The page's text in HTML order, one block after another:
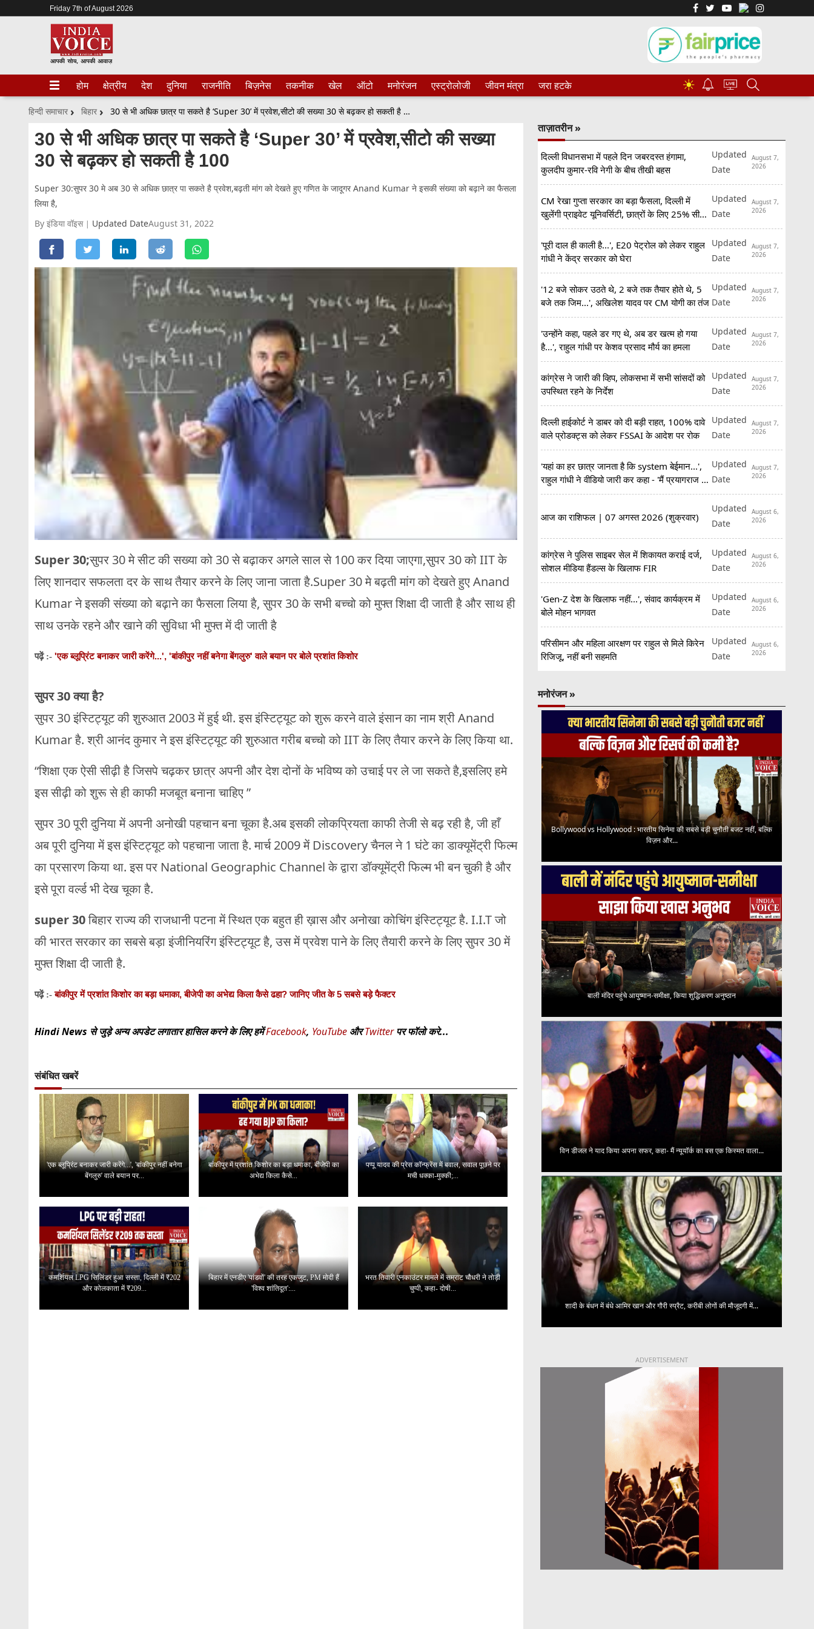
Friday 7th of August 2026
होम क्षेत्रीय देश दुनिया राजनीति बिज़नेस तकनीक खेल ऑटो मनोरंजन एस्ट्रोलोजी जीवन मंत्रा जरा हटके ☀
हिन्दी समाचार बिहार 30 से भी अधिक छात्र पा सकते है ‘Super 30’ में प्रवेश,सीटो की सख्या 30 से बढ़कर हो सकती है 100
30 से भी अधिक छात्र पा सकते है ‘Super 30’ में प्रवेश,सीटो की सख्या
30 से बढ़कर हो सकती है 100
Super 30:सुपर 30 मे अब 30 से अधिक छात्र पा सकते है प्रवेश,बढ़ती मांग को देखते हुए गणित के जादूगर Anand Kumar ने इसकी संख्या को बढ़ाने का फैसला
लिया है,
By इंडिया वॉइस
Updated DateAugust 31, 2022
Super 30;सुपर 30 मे सीट की सख्या को 30 से बढ़ाकर अगले साल से 100 कर दिया जाएगा,सुपर 30 को IIT के
लिए शानदार सफलता दर के साथ तैयार करने के लिए जाना जाता है.Super 30 मे बढ़ती मांग को देखते हुए Anand
Kumar ने इसकी संख्या को बढ़ाने का फैसला लिया है, सुपर 30 के सभी बच्चो को मुफ्त शिक्षा दी जाती है और साथ ही
साथ उनके रहने और खाने की सुविधा भी मुफ्त में दी जाती है
पढ़ें :- 'एक ब्लूप्रिंट बनाकर जारी करेंगे...', 'बांकीपुर नहीं बनेगा बेंगलुरु' वाले बयान पर बोले प्रशांत किशोर
सुपर 30 क्या है?
सुपर 30 इंस्टिट्यूट की शुरुआत 2003 में हुई थी. इस इंस्टिट्यूट को शुरू करने वाले इंसान का नाम श्री Anand
Kumar है. श्री आनंद कुमार ने इस इंस्टिट्यूट की शुरुआत गरीब बच्चो को IIT के लिए तैयार करने के लिए किया था.
“शिक्षा एक ऐसी सीढ़ी है जिसपे चढ़कर छात्र अपनी और देश दोनों के भविष्य को उचाई पर ले जा सकते है,इसलिए हमे
इस सीढ़ी को शुरू से ही काफी मजबूत बनाना चाहिए ”
सुपर 30 पूरी दुनिया में अपनी अनोखी पहचान बना चूका है.अब इसकी लोकप्रियता काफी तेजी से बढ़ रही है, जी हाँ
अब पूरी दुनिया में इस इंस्टिट्यूट को पहचाना जाता है. मार्च 2009 में Discovery चैनल ने 1 घंटे का डाक्यूमेंट्री फिल्म
का प्रसारण किया था. इस पर National Geographic Channel के द्वारा डॉक्यूमेंट्री फिल्म भी बन चुकी है और
इसे पूरा वर्ल्ड भी देख चूका है.
super 30बिहार राज्य की राजधानी पटना में स्थित एक बहुत ही ख़ास और अनोखा कोचिंग इंस्टिट्यूट है. I.I.T जो
की भारत सरकार का सबसे बड़ा इंजीनियरिंग इंस्टिट्यूट है, उस में प्रवेश पाने के लिए तैयारी करने के लिए सुपर 30 में
मुफ्त शिक्षा दी जाती है.
पढ़ें :-बांकीपुर में प्रशांत किशोर का बड़ा धमाका, बीजेपी का अभेद्य किला कैसे ढहा? जानिए जीत के 5 सबसे बड़े फैक्टर
Hindi News से जुड़े अन्य अपडेट लगातार हासिल करने के लिए हमेंFacebook, YouTube औरTwitterपर फॉलो करे...
संबंधित खबरें
'एक ब्लूप्रिंट बनाकर जारी करेंगे...', 'बांकीपुर नहीं बनेगा
बेंगलुरु' वाले बयान पर...
बांकीपुर में प्रशांत किशोर का बड़ा धमाका, बीजेपी का
अभेद्य किला कैसे...
पप्पू यादव की प्रेस कॉन्फ्रेंस में बवाल, सवाल पूछने पर
मची धक्का-मुक्की;...
कमर्शियल LPG सिलिंडर हुआ सस्ता, दिल्ली में ₹202
और कोलकाता में ₹209...
बिहार में एनडीए 'पांडवों' की तरह एकजुट, PM मोदी हैं
'विश्व शांतिदूत':...
भरत तिवारी एनकाउंटर मामले में सम्राट चौधरी ने तोड़ी
चुप्पी, कहा- दोषी...
ताज़ातरीन »
दिल्ली विधानसभा में पहले दिन जबरदस्त हंगामा,
कुलदीप कुमार-रवि नेगी के बीच तीखी बहस
Updated
Date
August 7,
2026
CM रेखा गुप्ता सरकार का बड़ा फैसला, दिल्ली में
खुलेंगी प्राइवेट यूनिवर्सिटी, छात्रों के लिए 25% सीटें
रिजर्व
Updated
Date
August 7,
2026
'पूरी दाल ही काली है...', E20 पेट्रोल को लेकर राहुल
गांधी ने केंद्र सरकार को घेरा
Updated
Date
August 7,
2026
'12 बजे सोकर उठते थे, 2 बजे तक तैयार होते थे, 5
बजे तक जिम...', अखिलेश यादव पर CM योगी का तंज
Updated
Date
August 7,
2026
'उन्होंने कहा, पहले डर गए थे, अब डर खत्म हो गया
है...', राहुल गांधी पर केशव प्रसाद मौर्य का हमला
Updated
Date
August 7,
2026
कांग्रेस ने जारी की व्हिप, लोकसभा में सभी सांसदों को
उपस्थित रहने के निर्देश
Updated
Date
August 7,
2026
दिल्ली हाईकोर्ट ने डाबर को दी बड़ी राहत, 100% दावे
वाले प्रोडक्ट्स को लेकर FSSAI के आदेश पर रोक
Updated
Date
August 7,
2026
'यहां का हर छात्र जानता है कि system बेईमान...',
राहुल गांधी ने वीडियो जारी कर कहा - 'मैं प्रयागराज आ
रहा हूं'
Updated
Date
August 7,
2026
आज का राशिफल | 07 अगस्त 2026 (शुक्रवार)
Updated
Date
August 6,
2026
कांग्रेस ने पुलिस साइबर सेल में शिकायत कराई दर्ज,
सोशल मीडिया हैंडल्स के खिलाफ FIR
Updated
Date
August 6,
2026
'Gen-Z देश के खिलाफ नहीं...', संवाद कार्यक्रम में
बोले मोहन भागवत
Updated
Date
August 6,
2026
परिसीमन और महिला आरक्षण पर राहुल से मिले किरेन
रिजिजू, नहीं बनी सहमति
Updated
Date
August 6,
2026
मनोरंजन »
Bollywood vs Hollywood : भारतीय सिनेमा की सबसे बड़ी चुनौती बजट नहीं, बल्कि
विज़न और...
बाली मंदिर पहुंचे आयुष्मान-समीक्षा, किया शुद्धिकरण अनुष्ठान
विन डीजल ने याद किया अपना सफर, कहा- मैं न्यूयॉर्क का बस एक किस्मत वाला...
शादी के बंधन में बंधे आमिर खान और गौरी स्प्रैट, करीबी लोगों की मौजूदगी में...
ADVERTISEMENT